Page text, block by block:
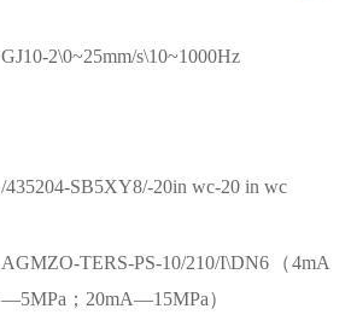
GJ10-2\0~25mm/s\10~1000Hz
/435204-SB5XY8/-20in wc-20 in wc
AGMZO-TERS-PS-10/210/I\DN6（4mA
—5MPa；20mA—15MPa）